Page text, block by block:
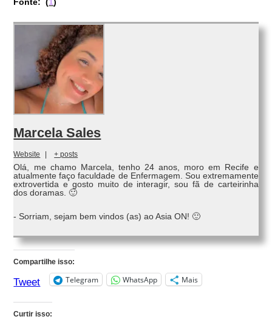
Fonte: (1)
Marcela Sales
Website + posts
Olá, me chamo Marcela, tenho 24 anos, moro em Recife e
atualmente faço faculdade de Enfermagem. Sou extremamente
extrovertida e gosto muito de interagir, sou fã de carteirinha
dos doramas. 🙂
- Sorriam, sejam bem vindos (as) ao Asia ON! 🙂
Compartilhe isso:
Tweet Telegram WhatsApp Mais
Curtir isso: